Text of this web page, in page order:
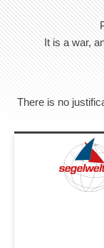
It is a war,
There is no